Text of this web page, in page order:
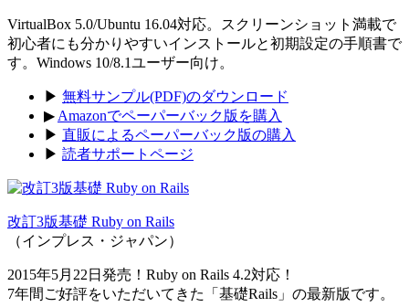
VirtualBox 5.0/Ubuntu 16.04対応。スクリーンショット満載で
初心者にも分かりやすいインストールと初期設定の手順書で
す。Windows 10/8.1ユーザー向け。
▶ 無料サンプル(PDF)のダウンロード
▶ Amazonでペーパーバック版を購入
▶ 直販によるペーパーバック版の購入
▶ 読者サポートページ
改訂3版基礎 Ruby on Rails
（インプレス・ジャパン）
2015年5月22日発売！Ruby on Rails 4.2対応！
7年間ご好評をいただいてきた「基礎Rails」の最新版です。